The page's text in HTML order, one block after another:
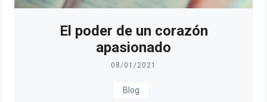
El poder de un corazón
apasionado
08/01/2021
Blog